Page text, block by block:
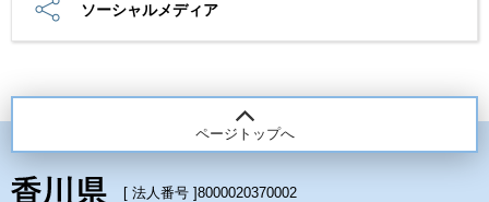
ソーシャルメディア
ページトップへ
[ 法人番号 ]8000020370002